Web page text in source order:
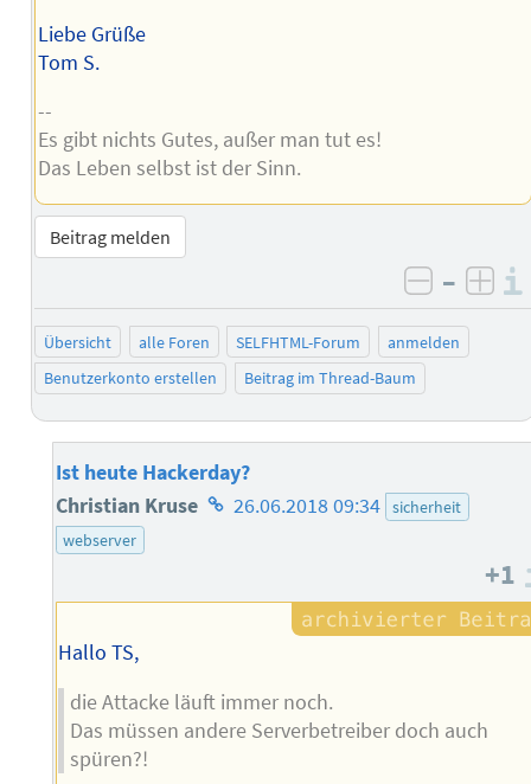
Liebe Grüße
Tom S.
--
Es gibt nichts Gutes, außer man tut es!
Das Leben selbst ist der Sinn.
Beitrag melden
negativ
–
Übersicht alle Foren SELFHTML-Forum
anmelden
Benutzerkonto erstellen
Beitrag im Thread-Baum
Ist heute Hackerday?
Christian Kruse Homepage
26.06.2018 09:34 sicherheit
webserver
+1
Hallo TS,
die Attacke läuft immer noch.
Das müssen andere Serverbetreiber doch auch
spüren?!